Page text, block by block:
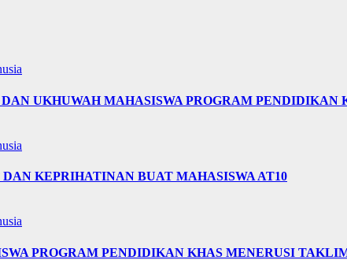
UKHUWAH MAHASISWA PROGRAM PENDIDIKAN
KEPRIHATINAN BUAT MAHASISWA AT10
PROGRAM PENDIDIKAN KHAS MENERUSI